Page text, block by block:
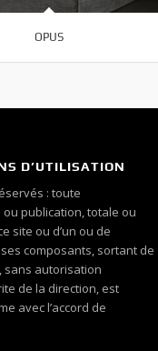
OPUS
D’UTILISATION
: toute
publication, totale ou
site ou d’un ou de
composants, sortant de
sans autorisation
de la direction, est
avec l’accord de